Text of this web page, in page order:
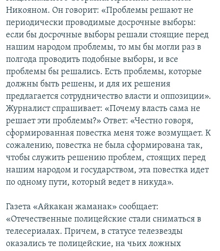
поиску
СПОРТ
Հայերեն
English
Русский
Все сайты Радио Азатутюн
Никояном. Он говорит: «Проблемы решают не
периодически проводимые досрочные выборы:
если бы досрочные выборы решали стоящие перед
нашим народом проблемы, то мы бы могли раз в
полгода проводить подобные выборы, и все
проблемы бы решались. Есть проблемы, которые
должны быть решены, и для их решения
предлагается сотрудничество власти и оппозиции».
Журналист спрашивает: «Почему власть сама не
решает эти проблемы?» Ответ: «Честно говоря,
сформированная повестка меня тоже возмущает. К
сожалению, повестка не была сформирована так,
чтобы служить решению проблем, стоящих перед
нашим народом и государством, эта повестка идет
по одному пути, который ведет в никуда».
Газета «Айкакан жаманак» сообщает:
«Отечественные полицейские стали сниматься в
телесериалах. Причем, в статусе телезвезды
оказались те полицейские, на чьих ложных